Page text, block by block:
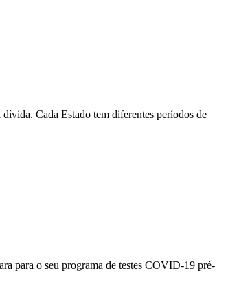
Cada Estado tem diferentes períodos de
para o seu programa de testes COVID-19 pré-